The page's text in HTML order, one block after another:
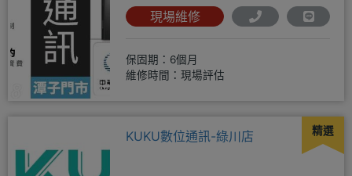
現場維修
保固期：6個月
維修時間：現場評估
精選
KUKU數位通訊-綠川店